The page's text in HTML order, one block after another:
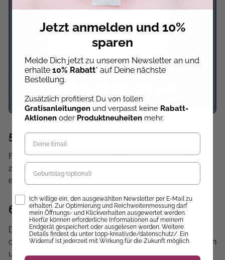
5 .Schritt
Für den Schal einmal ganz kräftig an den Jerseystreifen
ziehen, bis sie sich einrollen. Die drei Jerseybänder zu
einem Schal flechten.
6 .Schritt
Die Rückseite des Körpers mit der rechten Seite nach
oben hinlegen, die Arme und Ohren darauf festklemmen
und die Vorderseite mit der rechten Seite nach unten
Jetzt anmelden und 10%
sparen
Melde Dich jetzt zu unserem Newsletter an und
erhalte 10% Rabatt* auf Deine nächste
Bestellung.
Zusätzlich profitierst Du von tollen
Gratisanleitungen und verpasst keine Rabatt-
Aktionen oder Produktneuheiten mehr.
Geburtstag
Opt-InIch willige ein, den ausgewählten Newsletter per E-Mail zu
erhalten. Zur Optimierung und Reichweitenmessung darf
mein Öffnungs- und Klickverhalten ausgewertet werden.
Hierfür können erforderliche Informationen auf meinem
Endgerät gespeichert oder ausgelesen werden. Weitere
Details findest du unter topp-kreativ.de/datenschutz/. Ein
Widerruf ist jederzeit mit Wirkung für die Zukunft möglich.